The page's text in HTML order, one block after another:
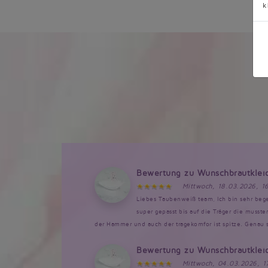
Bewertung zu Wunschbrautkleid
Mittwoch, 18.03.2026,
Liebes Taubenweiß team, Ich bin sehr
super gepasst bis auf die Träger die
der Hammer und auch der tragekomfor ist spitze. Genau
Bewertung zu Wunschbrautkleid
Mittwoch, 04.03.2026,